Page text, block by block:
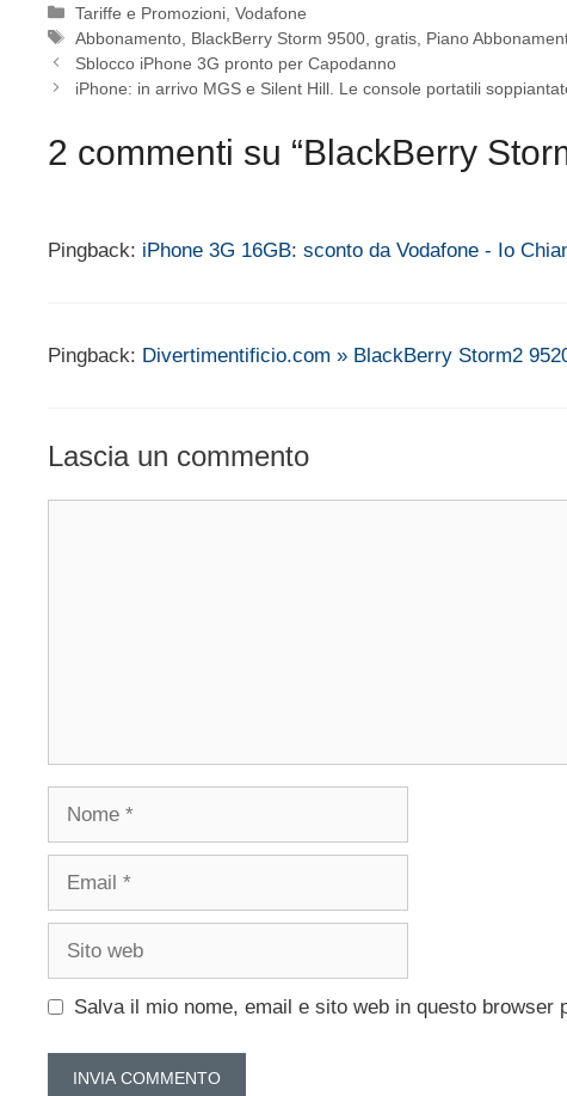
Categorie
Tariffe e Promozioni ,Vodafone
Tag
Abbonamento BlackBerry Storm 9500 ,gratis Piano
Sblocco iPhone 3G pronto per Capodanno
iPhone: in arrivo MGS e Silent Hill. Le console portatili
2 commenti su “BlackBerry
Pingback: iPhone 3G 16GB: sconto da Vodafone - Io
Pingback: Divertimentificio.com » BlackBerry Storm2
Lascia un commento
Salva il mio nome, email e sito web in questo browser